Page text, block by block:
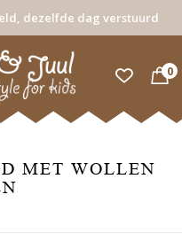
dezelfde dag verstuurd
0
MET WOLLEN